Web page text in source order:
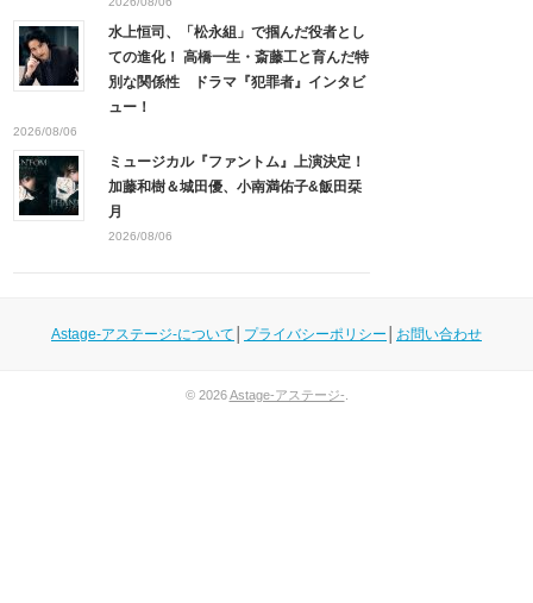
水上恒司、「松永組」で掴んだ役者とし
ての進化！ 高橋一生・斎藤工と育んだ特
別な関係性 ドラマ『犯罪者』インタビ
ュー！
2026/08/06
ミュージカル『ファントム』上演決定！
加藤和樹＆城田優、小南満佑子&飯田栞
月
2026/08/06
Astage-アステージ-について プライバシーポリシー お問い合わせ
© 2026Astage-アステージ-